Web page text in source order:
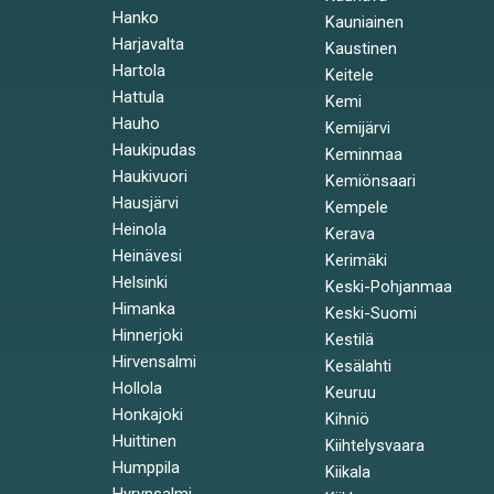
Hanko
Harjavalta
Hartola
Hattula
Hauho
Haukipudas
Haukivuori
Hausjärvi
Heinola
Heinävesi
Helsinki
Himanka
Hinnerjoki
Hirvensalmi
Hollola
Honkajoki
Huittinen
Humppila
Kauniainen
Kaustinen
Keitele
Kemi
Kemijärvi
Keminmaa
Kemiönsaari
Kempele
Kerava
Kerimäki
Keski-Pohjanmaa
Keski-Suomi
Kestilä
Kesälahti
Keuruu
Kihniö
Kiihtelysvaara
Kiikala